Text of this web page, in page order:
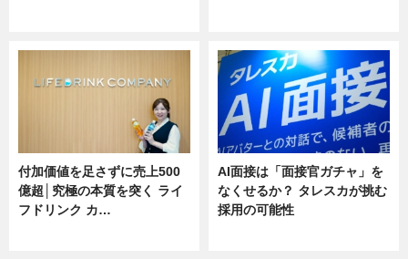
付加価値を足さずに売上500
億超│究極の本質を突く ライ
フドリンク カ…
AI面接は「面接官ガチャ」を
なくせるか？ タレスカが挑む
採用の可能性